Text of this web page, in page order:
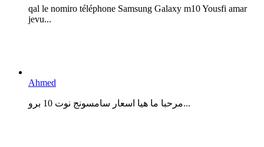
qal le nomiro téléphone Samsung Galaxy m10 Yousfi amar
jevu...
Ahmed
مرحبا ما هيا اسعار سامسونج نوت 10 برو...